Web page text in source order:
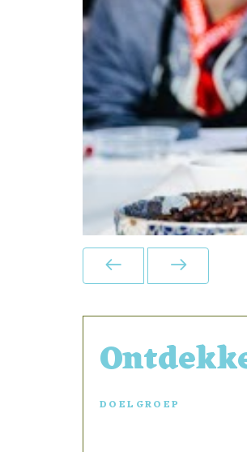
DOELGROEP